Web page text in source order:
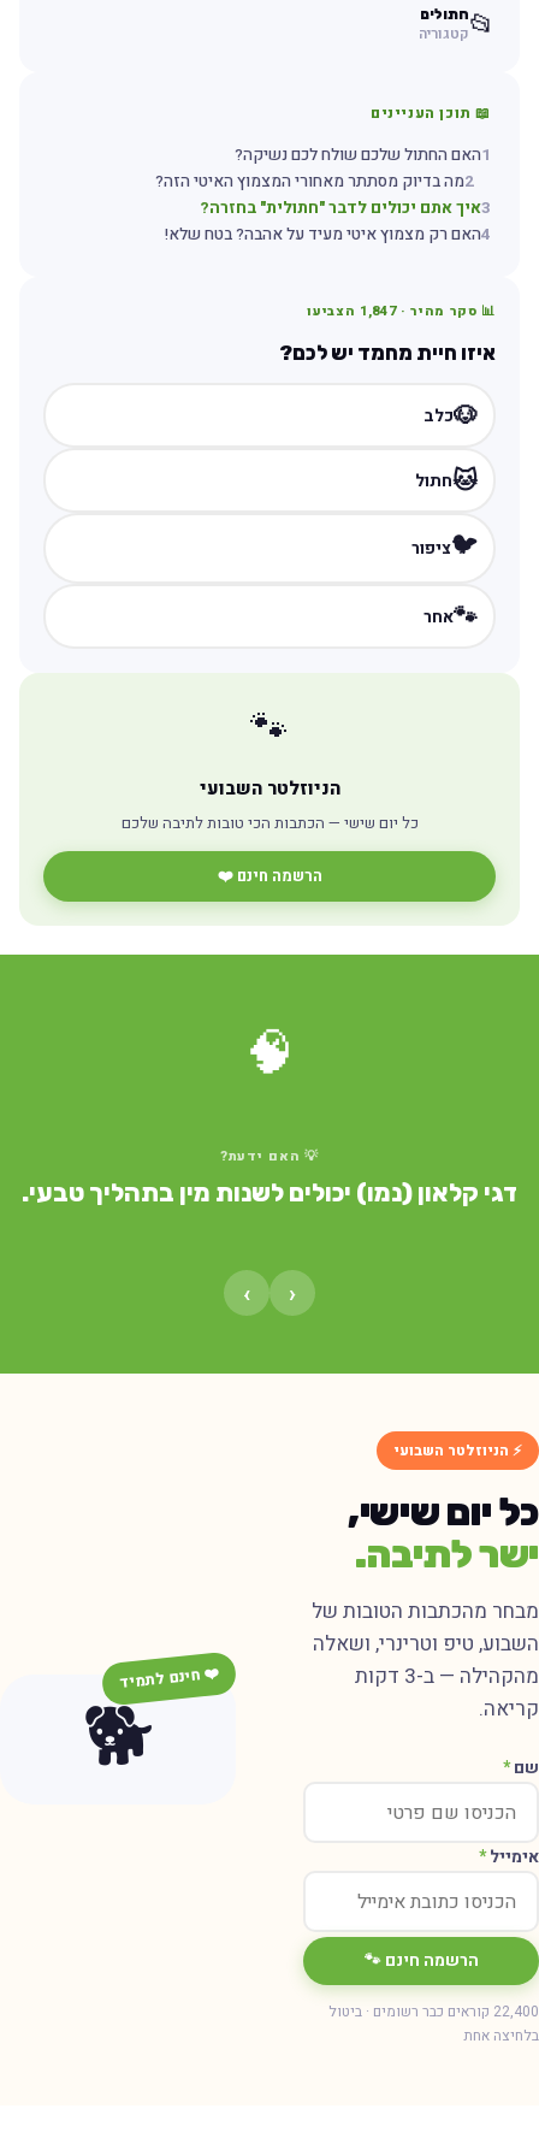
📂חתולים
קטגוריה
📖 תוכן העניינים
האם החתול שלכם שולח לכם נשיקה?
2מה בדיוק מסתתר מאחורי המצמוץ האיטי הזה?
איך אתם יכולים לדבר "חתולית" בחזרה?
האם רק מצמוץ איטי מעיד על אהבה? בטח שלא!
📊 סקר מהיר · 1,847הצביעו
איזו חיית מחמד יש לכם?
🐶כלב
🐱חתול
🐦ציפור
🐾אחר
🐾
הניוזלטר השבועי
כל יום שישי — הכתבות הכי טובות לתיבה שלכם
הרשמה חינם ❤️
🧠
💡 האם ידעת?
דגי קלאון (נמו) יכולים לשנות מין בתהליך טבעי.
⚡ הניוזלטר השבועי
יום שישי,
לתיבה.
מהכתבות הטובות של
טיפ וטרינרי, ושאלה
מהקהילה — ב-3 דקות
*
*
הרשמה חינם 🐾
22,400 קוראים כבר רשומים · ביטול
אחת
🐕
❤️ חינם לתמיד